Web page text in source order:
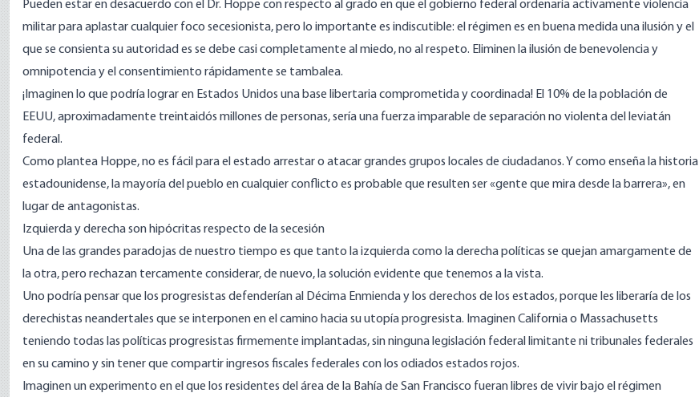
Pueden estar en desacuerdo con el Dr. Hoppe con respecto al grado en que el gobierno federal ordenaría activamente violencia
militar para aplastar cualquier foco secesionista, pero lo importante es indiscutible: el régimen es en buena medida una ilusión y el
que se consienta su autoridad es se debe casi completamente al miedo, no al respeto. Eliminen la ilusión de benevolencia y
omnipotencia y el consentimiento rápidamente se tambalea.
¡Imaginen lo que podría lograr en Estados Unidos una base libertaria comprometida y coordinada! El 10% de la población de
EEUU, aproximadamente treintaidós millones de personas, sería una fuerza imparable de separación no violenta del leviatán
federal.
Como plantea Hoppe, no es fácil para el estado arrestar o atacar grandes grupos locales de ciudadanos. Y como enseña la historia
estadounidense, la mayoría del pueblo en cualquier conflicto es probable que resulten ser «gente que mira desde la barrera», en
lugar de antagonistas.
Izquierda y derecha son hipócritas respecto de la secesión
Una de las grandes paradojas de nuestro tiempo es que tanto la izquierda como la derecha políticas se quejan amargamente de
la otra, pero rechazan tercamente considerar, de nuevo, la solución evidente que tenemos a la vista.
Uno podría pensar que los progresistas defenderían al Décima Enmienda y los derechos de los estados, porque les liberaría de los
derechistas neandertales que se interponen en el camino hacia su utopía progresista. Imaginen California o Massachusetts
teniendo todas las políticas progresistas firmemente implantadas, sin ninguna legislación federal limitante ni tribunales federales
en su camino y sin tener que compartir ingresos fiscales federales con los odiados estados rojos.
Imaginen un experimento en el que los residentes del área de la Bahía de San Francisco fueran libres de vivir bajo el régimen